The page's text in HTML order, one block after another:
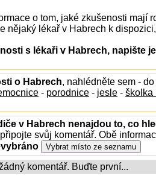
o tom, jaké zkušenosti mají
nějaký lékař v Habrech k
s lékaři v Habrech, napište
o Habrech, nahlédněte sem - do
- porodnice - jesle - školka
v Habrech nenajdou to, co
svůj komentář. Obě
komentář. Buďte první...